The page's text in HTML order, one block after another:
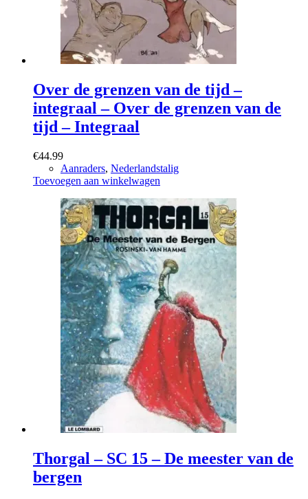
Over de grenzen van de tijd –
integraal – Over de grenzen van de
tijd – Integraal
€44.99
Aanraders, Nederlandstalig
Toevoegen aan winkelwagen
Thorgal – SC 15 – De meester van de
bergen